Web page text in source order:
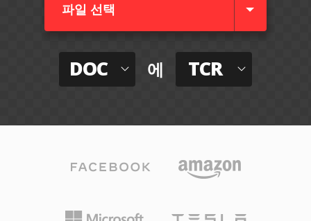
파일 선택
DOC 에 TCR